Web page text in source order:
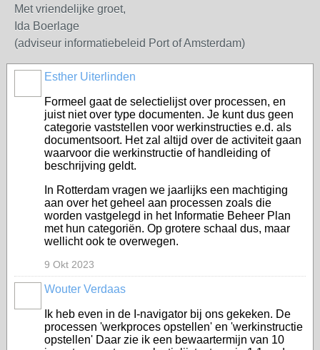
Met vriendelijke groet,
Ida Boerlage
(adviseur informatiebeleid Port of Amsterdam)
Esther Uiterlinden
Formeel gaat de selectielijst over processen, en
juist niet over type documenten. Je kunt dus geen
categorie vaststellen voor werkinstructies e.d. als
documentsoort. Het zal altijd over de activiteit gaan
waarvoor die werkinstructie of handleiding of
beschrijving geldt.
In Rotterdam vragen we jaarlijks een machtiging
aan over het geheel aan processen zoals die
worden vastgelegd in het Informatie Beheer Plan
met hun categoriën. Op grotere schaal dus, maar
wellicht ook te overwegen.
9 Okt 2023
Wouter Verdaas
Ik heb even in de I-navigator bij ons gekeken. De
processen 'werkproces opstellen' en 'werkinstructie
opstellen' Daar zie ik een bewaartermijn van 10